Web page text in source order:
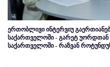
ერთობლივი ინტერვიუ
საქართველოში - გარეტ უორდთან
საქართველოში - რაზვან